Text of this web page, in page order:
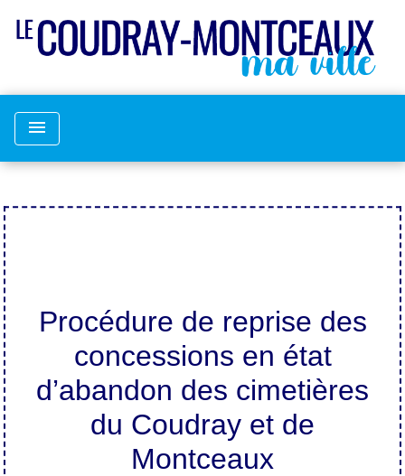
menu
Procédure de reprise des
concessions en état
d’abandon des cimetières
du Coudray et de
Montceaux